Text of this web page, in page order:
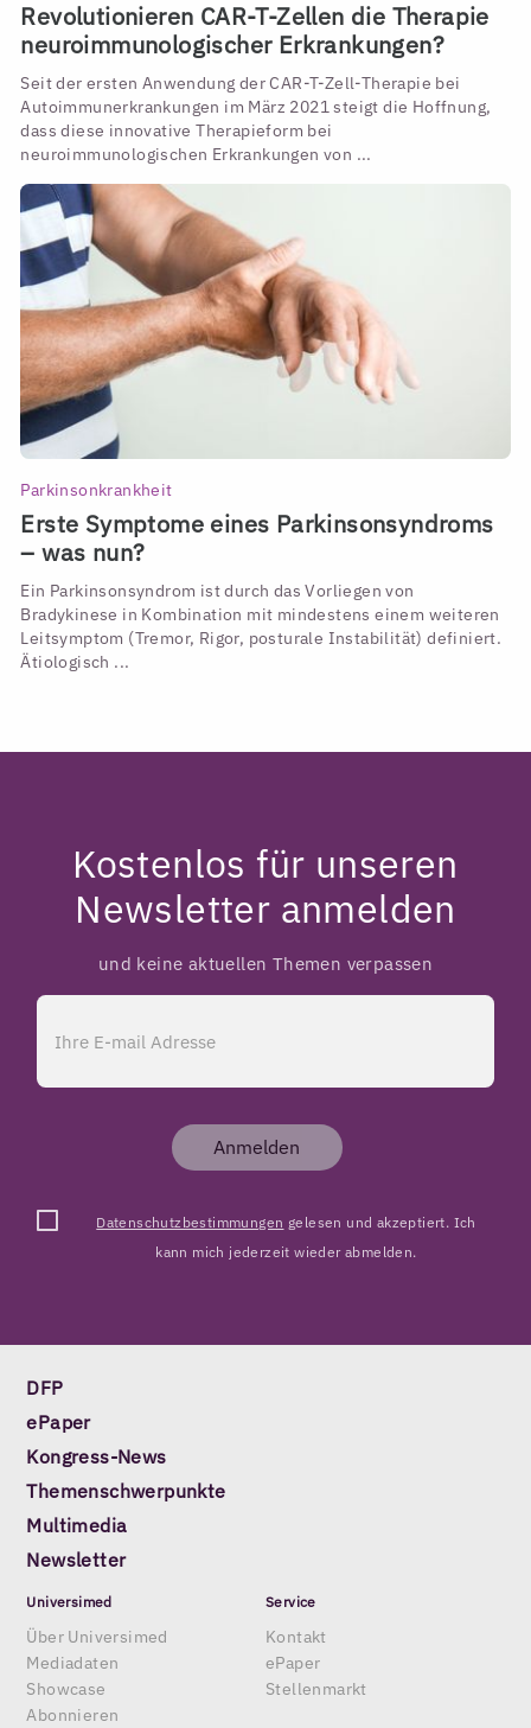
Revolutionieren CAR-T-Zellen die Therapie
neuroimmunologischer Erkrankungen?
Seit der ersten Anwendung der CAR-T-Zell-Therapie bei
Autoimmunerkrankungen im März 2021 steigt die Hoffnung,
dass diese innovative Therapieform bei
neuroimmunologischen Erkrankungen von ...
Parkinsonkrankheit
Erste Symptome eines Parkinsonsyndroms
– was nun?
Ein Parkinsonsyndrom ist durch das Vorliegen von
Bradykinese in Kombination mit mindestens einem weiteren
Leitsymptom (Tremor, Rigor, posturale Instabilität) definiert.
Ätiologisch ...
Kostenlos für unseren
Newsletter anmelden
und keine aktuellen Themen verpassen
Anmelden
Datenschutzbestimmungen gelesen und akzeptiert. Ich
kann mich jederzeit wieder abmelden.
DFP
ePaper
Kongress-News
Themenschwerpunkte
Multimedia
Newsletter
Universimed
Über Universimed
Mediadaten
Showcase
Abonnieren
Service
Kontakt
ePaper
Stellenmarkt